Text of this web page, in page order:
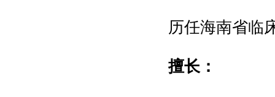
历任海南省临
擅长：